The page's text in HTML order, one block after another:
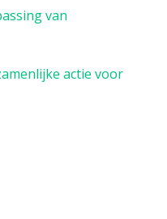
van
actie voor